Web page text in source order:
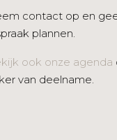
contact op en
plannen.
ook onze agenda
van deelname.